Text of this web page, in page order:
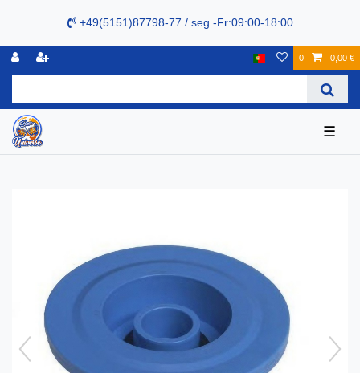
+49(5151)87798-77 / seg.-Fr:09:00-18:00
0 0,00 €
☰